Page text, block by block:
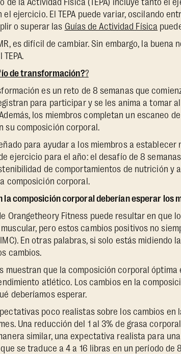
de la Actividad Física (TEPA) incluye tanto el
ejercicio. El TEPA puede variar, oscilando
o superar las Guías de Actividad Física
es difícil de cambiar. Sin embargo, la
de transformación??
es un reto de 8 semanas que
para participar y se les anima a tomar
los miembros completan un escaneo
su composición corporal.
para ayudar a los miembros a establecer
ejercicio para el año: el desafío de 8
de comportamientos de nutrición
composición corporal.
la composición corporal deberían esperar los
Orangetheory Fitness puede resultar en que
pero estos cambios positivos no
En otras palabras, si solo estás midiendo
cambios.
muestran que la composición corporal
atlético. Los cambios en la
deberíamos esperar.
poco realistas sobre los cambios
Una reducción del 1 al 3% de grasa
similar, una expectativa realista para
se traduce a 4 a 16 libras en un período de